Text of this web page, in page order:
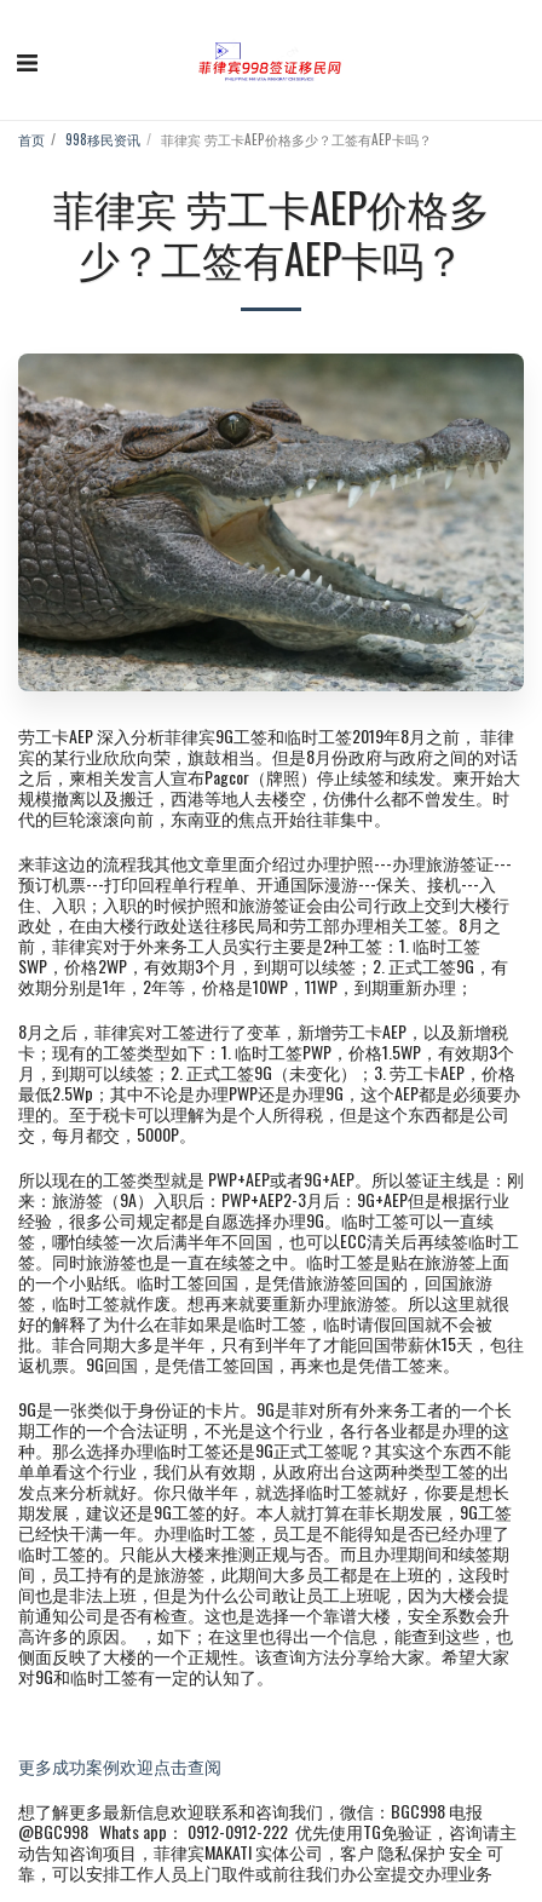
首页 998移民资讯 菲律宾 劳工卡AEP价格多少？工签有AEP卡吗？
菲律宾 劳工卡AEP价格多
少？工签有AEP卡吗？
劳工卡AEP 深入分析菲律宾9G工签和临时工签2019年8月之前， 菲律
宾的某行业欣欣向荣，旗鼓相当。但是8月份政府与政府之间的对话
之后，柬相关发言人宣布Pagcor（牌照）停止续签和续发。柬开始大
规模撤离以及搬迁，西港等地人去楼空，仿佛什么都不曾发生。时
代的巨轮滚滚向前，东南亚的焦点开始往菲集中。
来菲这边的流程我其他文章里面介绍过办理护照---办理旅游签证---
预订机票---打印回程单行程单、开通国际漫游---保关、接机---入
住、入职；入职的时候护照和旅游签证会由公司行政上交到大楼行
政处，在由大楼行政处送往移民局和劳工部办理相关工签。8月之
前，菲律宾对于外来务工人员实行主要是2种工签：1. 临时工签
SWP，价格2WP，有效期3个月，到期可以续签；2. 正式工签9G，有
效期分别是1年，2年等，价格是10WP，11WP，到期重新办理；
8月之后，菲律宾对工签进行了变革，新增劳工卡AEP，以及新增税
卡；现有的工签类型如下：1. 临时工签PWP，价格1.5WP，有效期3个
月，到期可以续签；2. 正式工签9G（未变化）；3. 劳工卡AEP，价格
最低2.5Wp；其中不论是办理PWP还是办理9G，这个AEP都是必须要办
理的。至于税卡可以理解为是个人所得税，但是这个东西都是公司
交，每月都交，5000P。
所以现在的工签类型就是 PWP+AEP或者9G+AEP。所以签证主线是：刚
来：旅游签（9A）入职后：PWP+AEP2-3月后：9G+AEP但是根据行业
经验，很多公司规定都是自愿选择办理9G。临时工签可以一直续
签，哪怕续签一次后满半年不回国，也可以ECC清关后再续签临时工
签。同时旅游签也是一直在续签之中。临时工签是贴在旅游签上面
的一个小贴纸。临时工签回国，是凭借旅游签回国的，回国旅游
签，临时工签就作废。想再来就要重新办理旅游签。所以这里就很
好的解释了为什么在菲如果是临时工签，临时请假回国就不会被
批。菲合同期大多是半年，只有到半年了才能回国带薪休15天，包往
返机票。9G回国，是凭借工签回国，再来也是凭借工签来。
9G是一张类似于身份证的卡片。9G是菲对所有外来务工者的一个长
期工作的一个合法证明，不光是这个行业，各行各业都是办理的这
种。那么选择办理临时工签还是9G正式工签呢？其实这个东西不能
单单看这个行业，我们从有效期，从政府出台这两种类型工签的出
发点来分析就好。你只做半年，就选择临时工签就好，你要是想长
期发展，建议还是9G工签的好。本人就打算在菲长期发展，9G工签
已经快干满一年。办理临时工签，员工是不能得知是否已经办理了
临时工签的。只能从大楼来推测正规与否。而且办理期间和续签期
间，员工持有的是旅游签，此期间大多员工都是在上班的，这段时
间也是非法上班，但是为什么公司敢让员工上班呢，因为大楼会提
前通知公司是否有检查。这也是选择一个靠谱大楼，安全系数会升
高许多的原因。 ，如下；在这里也得出一个信息，能查到这些，也
侧面反映了大楼的一个正规性。该查询方法分享给大家。希望大家
对9G和临时工签有一定的认知了。
更多成功案例欢迎点击查阅
想了解更多最新信息欢迎联系和咨询我们，微信：BGC998 电报
@BGC998 Whats app： 0912-0912-222 优先使用TG免验证，咨询请主
动告知咨询项目，菲律宾MAKATI 实体公司，客户 隐私保护 安全 可
靠，可以安排工作人员上门取件或前往我们办公室提交办理业务